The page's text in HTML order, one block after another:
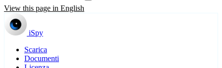
View this page in English
iSpy
Scarica
Documenti